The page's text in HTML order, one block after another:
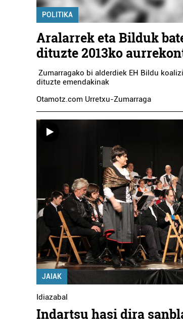
POLITIKA
Aralarrek eta Bilduk
dituzte 2013ko
Zumarragako bi alderdiek EH Bildu
dituzte emendakinak
Otamotz.com Urretxu-Zumarraga
JAIAK
Idiazabal
Indartsu hasi dira